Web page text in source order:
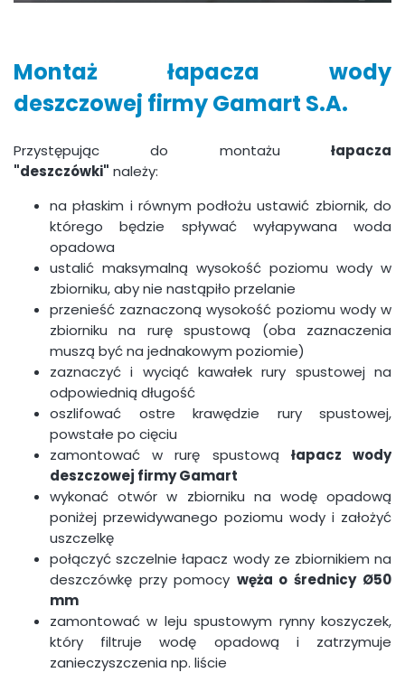
Montaż łapacza wody
deszczowej firmy Gamart S.A.
Przystępując do montażu łapacza
"deszczówki" należy:
na płaskim i równym podłożu ustawić zbiornik, do
którego będzie spływać wyłapywana woda
opadowa
ustalić maksymalną wysokość poziomu wody w
zbiorniku, aby nie nastąpiło przelanie
przenieść zaznaczoną wysokość poziomu wody w
zbiorniku na rurę spustową (oba zaznaczenia
muszą być na jednakowym poziomie)
zaznaczyć i wyciąć kawałek rury spustowej na
odpowiednią długość
oszlifować ostre krawędzie rury spustowej,
powstałe po cięciu
zamontować w rurę spustową łapacz wody
deszczowej firmy Gamart
wykonać otwór w zbiorniku na wodę opadową
poniżej przewidywanego poziomu wody i założyć
uszczelkę
połączyć szczelnie łapacz wody ze zbiornikiem na
deszczówkę przy pomocy węża o średnicy Ø50
mm
zamontować w leju spustowym rynny koszyczek,
który filtruje wodę opadową i zatrzymuje
zanieczyszczenia np. liście